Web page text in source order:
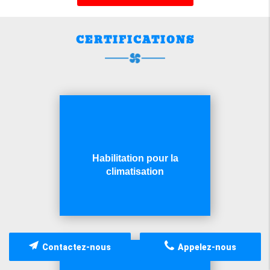
CERTIFICATIONS
Habilitation pour la
climatisation
Appelez-nous
Contactez-nous